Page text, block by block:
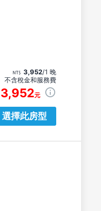
3,952/1 晚
不含稅金和服務費
3,952元
選擇此房型